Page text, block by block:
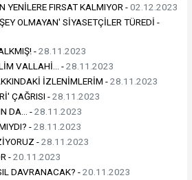
YENİLERE FIRSAT KALMIYOR -02.12.2023
OLMAYAN' SİYASETÇİLER TÜREDİ -
-28.11.2023
VALLAHİ… -28.11.2023
İZLENİMLERİM -28.11.2023
ÇAĞRISI -28.11.2023
DA… -28.11.2023
-28.11.2023
-28.11.2023
-20.11.2023
DAVRANACAK? -20.11.2023